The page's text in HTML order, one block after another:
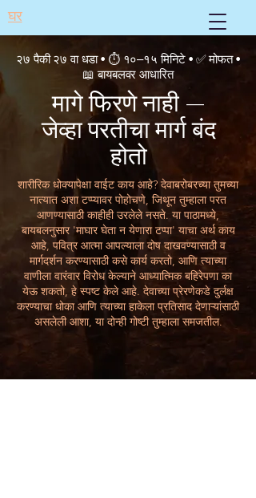
घर
२७ पैकी २७ वा धडा • ⏱ १०–१५ मिनिटे • ✅ मोफत •
📖 बायबलवर आधारित
मागे फिरणे नाही —
जेव्हा परतीचा मार्ग बंद
होतो
शारीरिक धोक्यापेक्षा वाईट काय आहे? देवाबरोबरच्या तुमच्या
नात्यात अशा टप्प्यावर पोहोचणे, जिथून तुम्हाला परत
आणण्यासाठी काहीही उरलेले नसते. या पाठामध्ये,
बायबलनुसार 'माघार घेता न येणारा टप्पा' याचा अर्थ काय
आहे, पवित्र आत्मा आपल्याला दोष दाखवण्यासाठी व
मार्गदर्शन करण्यासाठी कसे कार्य करतो, आणि त्याच्या
वाणीला वारंवार विरोध केल्याने आध्यात्मिक बहिरेपणा का
येऊ शकतो, हे स्पष्ट केले आहे. देवाच्या प्रेरणेकडे दुर्लक्ष
करण्याचा धोका आणि त्याच्या हाकेला प्रतिसाद देणाऱ्यांसाठी
असलेली आशा, या दोन्ही गोष्टी तुम्हाला समजतील.